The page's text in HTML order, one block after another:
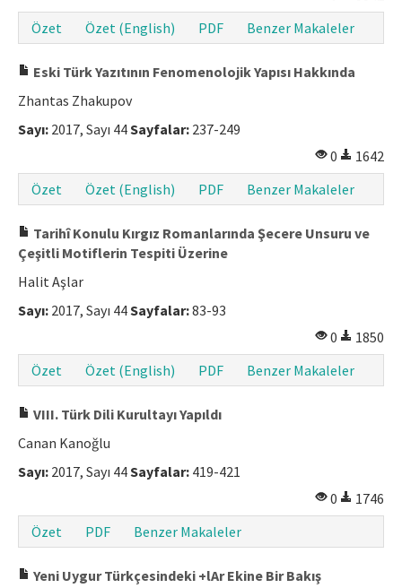
ISSN: 1301-0077 · e-ISSN: 2651-5091
Özet
Özet (English) PDF Benzer Makaleler
Eski Türk Yazıtının Fenomenolojik Yapısı Hakkında
Zhantas Zhakupov
Sayı: 2017, Sayı 44Sayfalar: 237-249
0
1642
Özet
Özet (English) PDF Benzer Makaleler
Tarihî Konulu Kırgız Romanlarında Şecere Unsuru ve
Çeşitli Motiflerin Tespiti Üzerine
Halit Aşlar
Sayı: 2017, Sayı 44Sayfalar:83-93
0
1850
Özet
Özet (English) PDF Benzer Makaleler
VIII. Türk Dili Kurultayı Yapıldı
Canan Kanoğlu
Sayı: 2017, Sayı 44Sayfalar: 419-421
0
1746
Özet
PDF Benzer Makaleler
Yeni Uygur Türkçesindeki +lAr Ekine Bir Bakış